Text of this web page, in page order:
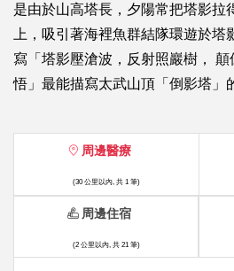
是由於山高塔長，夕陽常把塔影拉
上，吸引著海裡魚群結隊環遊於
寫「塔影壓滄波，反射照巖樹，
悟」最能描寫太武山頂「倒影塔」
周邊醫療
(30 公里以內, 共 1 筆)
周邊住宿
(2 公里以內, 共 21 筆)